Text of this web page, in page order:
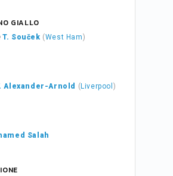
GIALLO
T. Souček (West Ham)
Alexander-Arnold ( Liverpool )
Salah